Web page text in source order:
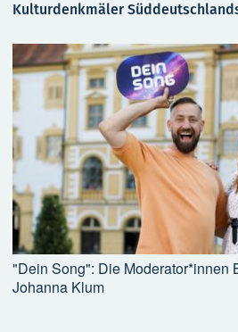
Kulturdenkmäler
"Dein Song": Die Moderator*innen
Johanna Klum